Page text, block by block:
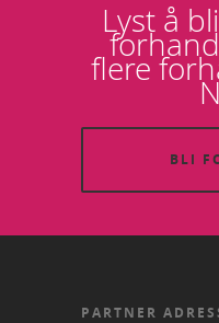
Lyst å
flere
BLI
PARTNER